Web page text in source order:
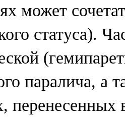
может
статуса).
паралича, а